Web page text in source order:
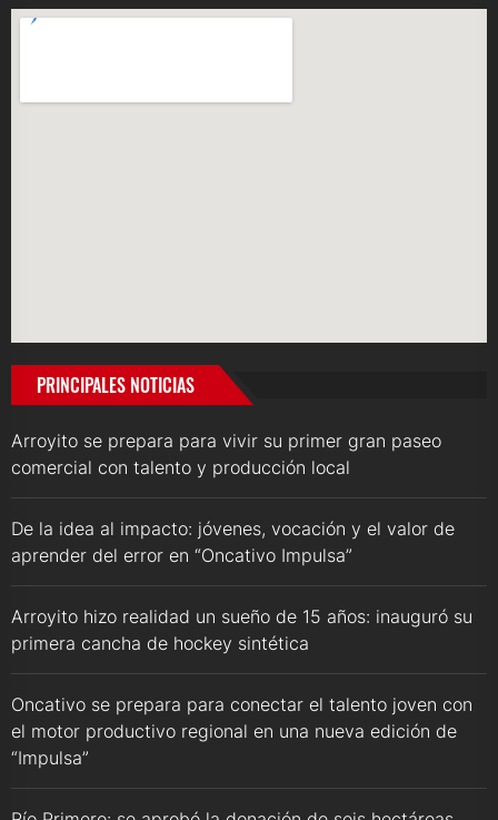
PRINCIPALES NOTICIAS
Arroyito se prepara para vivir su primer gran paseo
comercial con talento y producción local
De la idea al impacto: jóvenes, vocación y el valor de
aprender del error en “Oncativo Impulsa”
Arroyito hizo realidad un sueño de 15 años: inauguró su
primera cancha de hockey sintética
Oncativo se prepara para conectar el talento joven con
el motor productivo regional en una nueva edición de
“Impulsa”